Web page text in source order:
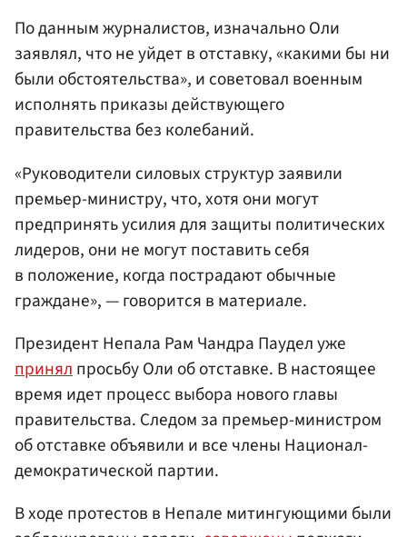
По данным журналистов, изначально Оли
заявлял, что не уйдет в отставку, «какими бы ни
были обстоятельства», и советовал военным
исполнять приказы действующего
правительства без колебаний.
«Руководители силовых структур заявили
премьер-министру, что, хотя они могут
предпринять усилия для защиты политических
лидеров, они не могут поставить себя
в положение, когда пострадают обычные
граждане», — говорится в материале.
Президент Непала Рам Чандра Паудел уже
принялпросьбу Оли об отставке. В настоящее
время идет процесс выбора нового главы
правительства. Следом за премьер-министром
об отставке объявили и все члены Национал-
демократической партии.
В ходе протестов в Непале митингующими были